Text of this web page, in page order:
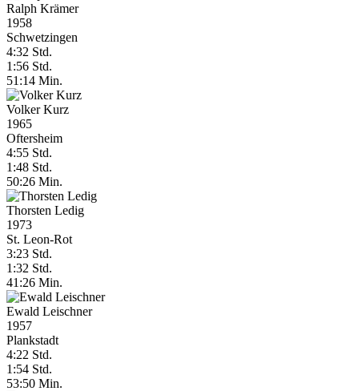
Ralph Krämer
1958
Schwetzingen
4:32 Std.
1:56 Std.
51:14 Min.
Volker Kurz
1965
Oftersheim
4:55 Std.
1:48 Std.
50:26 Min.
Thorsten Ledig
1973
St. Leon-Rot
3:23 Std.
1:32 Std.
41:26 Min.
Ewald Leischner
1957
Plankstadt
4:22 Std.
1:54 Std.
53:50 Min.